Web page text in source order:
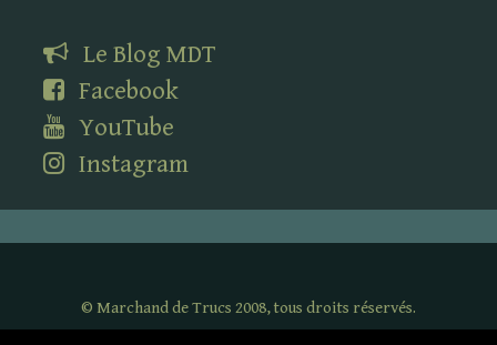
Le Blog MDT
Facebook
YouTube
Instagram
© Marchand de Trucs 2008, tous droits réservés.